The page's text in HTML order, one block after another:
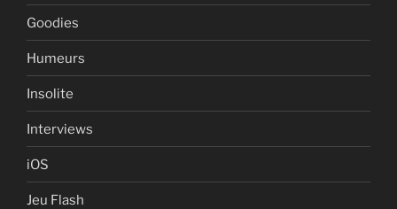
Goodies
Humeurs
Insolite
Interviews
iOS
Jeu Flash